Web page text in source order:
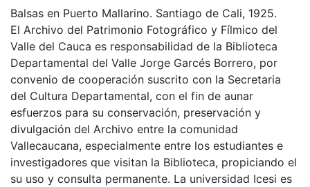
Balsas en Puerto Mallarino. Santiago de Cali, 1925.
El Archivo del Patrimonio Fotográfico y Fílmico del
Valle del Cauca es responsabilidad de la Biblioteca
Departamental del Valle Jorge Garcés Borrero, por
convenio de cooperación suscrito con la Secretaria
del Cultura Departamental, con el fin de aunar
esfuerzos para su conservación, preservación y
divulgación del Archivo entre la comunidad
Vallecaucana, especialmente entre los estudiantes e
investigadores que visitan la Biblioteca, propiciando el
su uso y consulta permanente. La universidad Icesi es